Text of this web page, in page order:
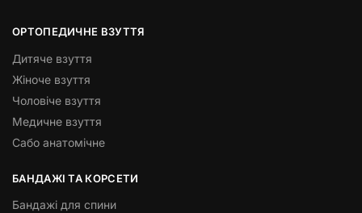
ОРТОПЕДИЧНЕ ВЗУТТЯ
Дитяче взуття
Жіноче взуття
Чоловіче взуття
Медичне взуття
Сабо анатомічне
БАНДАЖІ ТА КОРСЕТИ
Бандажі для спини